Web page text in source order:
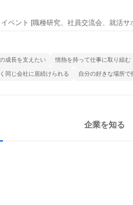
ベント [職種研究、社員交流会、就活サ
の成長を支えたい 情熱を持って仕事に取り組む
同じ会社に居続けられる 自分の好きな場所で
企業を知る